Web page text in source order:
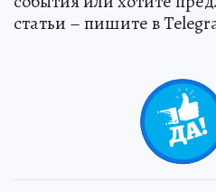
статьи – пишите в